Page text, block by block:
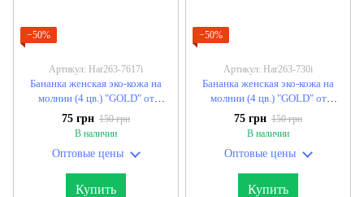
−50%
Артикул: Har263-7617i
Бананка женская эко-кожа на
молнии (4 цв.) "GOLD" от
прямого поставщика
75 грн 150 грн
В наличии
Оптовые цены
Купить
−50%
Артикул: Har263-730i
Бананка женская эко-кожа на
молнии (4 цв.) "GOLD" от
прямого поставщика
75 грн 150 грн
В наличии
Оптовые цены
Купить